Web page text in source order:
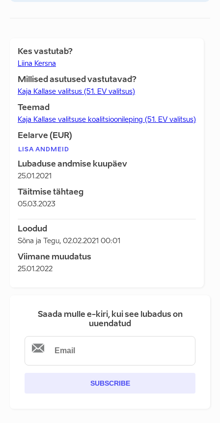
Kes vastutab?
Liina Kersna
Millised asutused vastutavad?
Kaja Kallase valitsus (51. EV valitsus)
Teemad
Kaja Kallase valitsuse koalitsioonileping (51. EV valitsus)
Eelarve (EUR)
LISA ANDMEID
Lubaduse andmise kuupäev
25.01.2021
Täitmise tähtaeg
05.03.2023
Loodud
Sõna ja Tegu, 02.02.2021 00:01
Viimane muudatus
25.01.2022
Saada mulle e-kiri, kui see lubadus on
uuendatud
SUBSCRIBE